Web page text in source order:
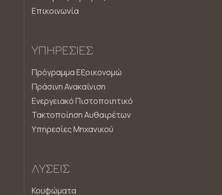
Επικοινωνία
ΥΠΗΡΕΣΊΕΣ
Πρόγραμμα Εξοικονομώ
Πράσινη Ανακαίνιση
Ενεργειακό Πιστοποιητικό
Τακτοποίηση Αυθαιρέτων
Υπηρεσίες Μηχανικού
ΛΎΣΕΙΣ
Κουφώματα